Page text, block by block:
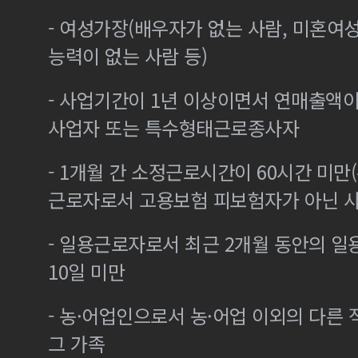
- 여성가장(배우자가 없는 사람, 미혼여
능력이 없는 사람 등)
- 사업기간이 1년 이상이면서 연매출액
사업자 또는 특수형태근로종사자
- 1개월 간 소정근로시간이 60시간 미
근로자로서 고용보험 피보험자가 아닌
- 일용근로자로서 최근 2개월 동안의 일
10일 미만
- 농·어업인으로서 농·어업 이외의 다른
그 가족